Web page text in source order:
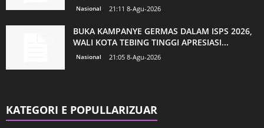
Nasional 21:11 8-Agu-2026
BUKA KAMPANYE GERMAS DALAM ISPS 2026,
WALI KOTA TEBING TINGGI APRESIASI...
Nasional 21:05 8-Agu-2026
KATEGORI E POPULLARIZUAR